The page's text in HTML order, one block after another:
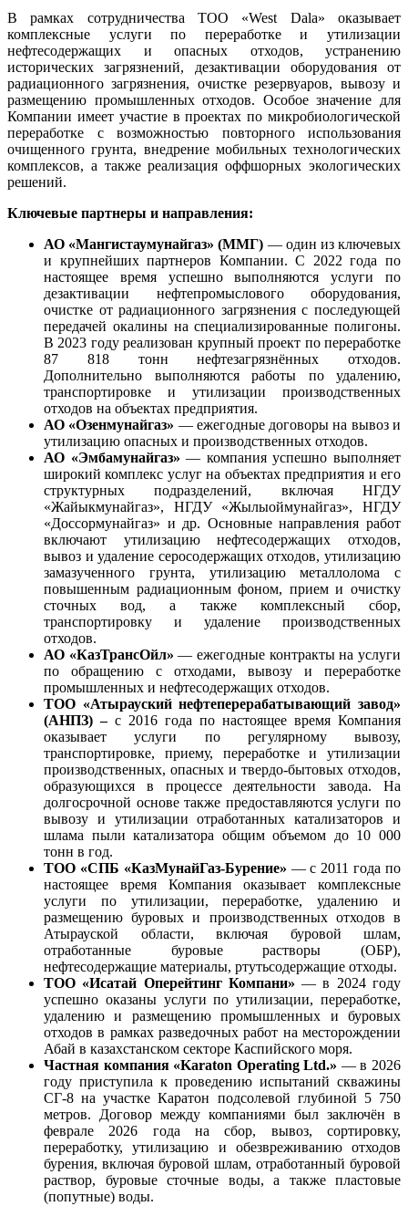
В рамках сотрудничества ТОО «West Dala» оказывает
комплексные услуги по переработке и утилизации
нефтесодержащих и опасных отходов, устранению
исторических загрязнений, дезактивации оборудования от
радиационного загрязнения, очистке резервуаров, вывозу и
размещению промышленных отходов. Особое значение для
Компании имеет участие в проектах по микробиологической
переработке с возможностью повторного использования
очищенного грунта, внедрение мобильных технологических
комплексов, а также реализация оффшорных экологических
решений.
Ключевые партнеры и направления:
АО «Мангистаумунайгаз» (ММГ) — один из ключевых
и крупнейших партнеров Компании. С 2022 года по
настоящее время успешно выполняются услуги по
дезактивации нефтепромыслового оборудования,
очистке от радиационного загрязнения с последующей
передачей окалины на специализированные полигоны.
В 2023 году реализован крупный проект по переработке
87 818 тонн нефтезагрязнённых отходов.
Дополнительно выполняются работы по удалению,
транспортировке и утилизации производственных
отходов на объектах предприятия.
АО «Озенмунайгаз» — ежегодные договоры на вывоз и
утилизацию опасных и производственных отходов.
АО «Эмбамунайгаз» — компания успешно выполняет
широкий комплекс услуг на объектах предприятия и его
структурных подразделений, включая НГДУ
«Жайыкмунайгаз», НГДУ «Жылыоймунайгаз», НГДУ
«Доссормунайгаз» и др. Основные направления работ
включают утилизацию нефтесодержащих отходов,
вывоз и удаление серосодержащих отходов, утилизацию
замазученного грунта, утилизацию металлолома с
повышенным радиационным фоном, прием и очистку
сточных вод, а также комплексный сбор,
транспортировку и удаление производственных
отходов.
АО «КазТрансОйл» — ежегодные контракты на услуги
по обращению с отходами, вывозу и переработке
промышленных и нефтесодержащих отходов.
ТОО «Атырауский нефтеперерабатывающий завод»
(АНПЗ) – с 2016 года по настоящее время Компания
оказывает услуги по регулярному вывозу,
транспортировке, приему, переработке и утилизации
производственных, опасных и твердо-бытовых отходов,
образующихся в процессе деятельности завода. На
долгосрочной основе также предоставляются услуги по
вывозу и утилизации отработанных катализаторов и
шлама пыли катализатора общим объемом до 10 000
тонн в год.
ТОО «СПБ «КазМунайГаз-Бурение» — с 2011 года по
настоящее время Компания оказывает комплексные
услуги по утилизации, переработке, удалению и
размещению буровых и производственных отходов в
Атырауской области, включая буровой шлам,
отработанные буровые растворы (ОБР),
нефтесодержащие материалы, ртутьсодержащие отходы.
ТОО «Исатай Оперейтинг Компани» — в 2024 году
успешно оказаны услуги по утилизации, переработке,
удалению и размещению промышленных и буровых
отходов в рамках разведочных работ на месторождении
Абай в казахстанском секторе Каспийского моря.
Частная компания «Karaton Operating Ltd.» — в 2026
году приступила к проведению испытаний скважины
СГ-8 на участке Каратон подсолевой глубиной 5 750
метров. Договор между компаниями был заключён в
феврале 2026 года на сбор, вывоз, сортировку,
переработку, утилизацию и обезвреживанию отходов
бурения, включая буровой шлам, отработанный буровой
раствор, буровые сточные воды, а также пластовые
(попутные) воды.